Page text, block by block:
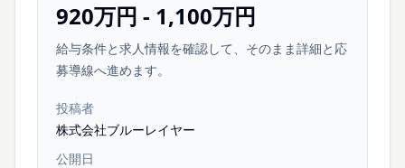
920万円 - 1,100万円
給与条件と求人情報を確認して、そのまま詳細と応
募導線へ進めます。
投稿者
株式会社ブルーレイヤー
公開日